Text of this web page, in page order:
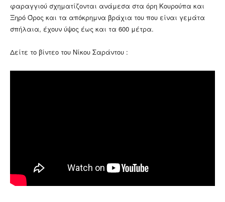
φαραγγιού σχηματίζονται ανάμεσα στα όρη Κουρούπα και
Ξηρό Όρος και τα απόκρημνα βράχια του που είναι γεμάτα
σπήλαια, έχουν ύψος έως και τα 600 μέτρα.
Δείτε το βίντεο του Νίκου Σαράντου :